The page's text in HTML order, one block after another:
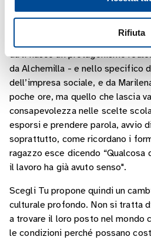
Rifiuta
gruppo. Competenze decisive
consentono a ragazzi e ragazze
da lì nasce un protagonismo
da Alchemilla - e nello specifico
dell’impresa sociale, e da
poche ore, ma quello che lascia
consapevolezza nelle scelte
esporsi e prendere parola, avvio
soprattutto, come ricordano i
ragazzo esce dicendo “Qualcosa
il lavoro ha già avuto senso".
Scegli Tu propone quindi un
culturale profondo. Non si tratta
a trovare il loro posto nel mondo
le condizioni perché possano